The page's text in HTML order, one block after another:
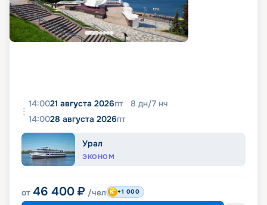
14:0021 августа 2026пт 8 дн/7 нч
14:0028 августа 2026пт
Урал
ЭКОНОМ
от 46 400 ₽ /чел +1 000